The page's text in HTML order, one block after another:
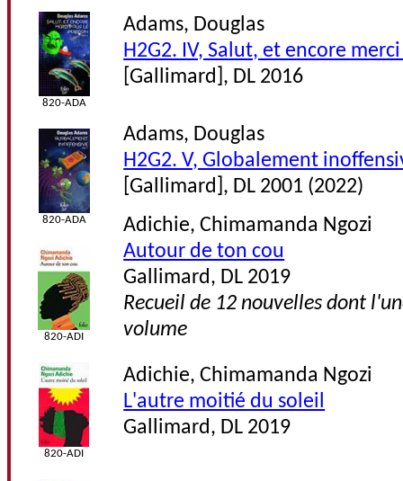
820-ADA
Adams, Douglas
H2G2. IV, Salut, et encore
[Gallimard], DL 2016
Adams, Douglas
H2G2. V, Globalement
[Gallimard], DL 2001 (2022)
820-ADA
820-ADI
Adichie, Chimamanda Ngozi
Autour de ton cou
Gallimard, DL 2019
Recueil de 12 nouvelles dont
volume
820-ADI
Adichie, Chimamanda Ngozi
L'autre moitié du soleil
Gallimard, DL 2019